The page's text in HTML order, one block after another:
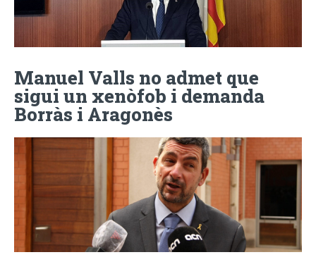
Manuel Valls no admet que
sigui un xenòfob i demanda
Borràs i Aragonès